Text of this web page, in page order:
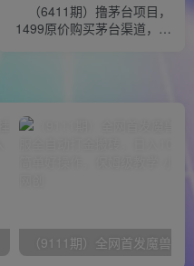
（6411期）撸茅台项目，
1499原价购买茅台渠道，渠